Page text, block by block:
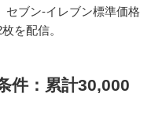
セブン-イレブン標準価格
を配信。
件：累計30,000